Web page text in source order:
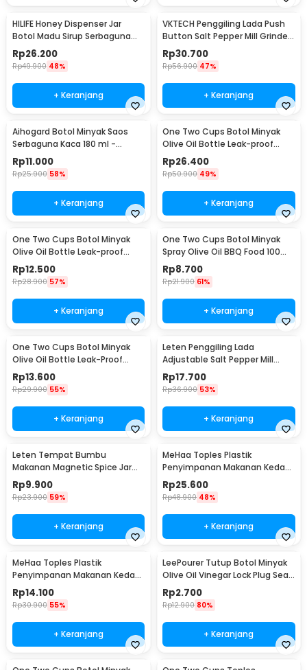
HILIFE Honey Dispenser Jar
Botol Madu Sirup Serbaguna
200ml - H1742
Rp26.200
Rp49.900 48%
+ Keranjang
VKTECH Penggiling Lada Push
Button Salt Pepper Mill Grinder
135ml - MG600A
Rp30.700
Rp56.900 47%
+ Keranjang
Aihogard Botol Minyak Saos
Serbaguna Kaca 180 ml -
CW192
Rp11.000
Rp25.900 58%
+ Keranjang
One Two Cups Botol Minyak
Olive Oil Bottle Leak-proof
500ml - CW199
Rp26.400
Rp50.900 49%
+ Keranjang
One Two Cups Botol Minyak
Olive Oil Bottle Leak-proof
300ml - CW199
Rp12.500
Rp28.900 57%
+ Keranjang
One Two Cups Botol Minyak
Spray Olive Oil BBQ Food 100ml
- HEA-1075
Rp8.700
Rp21.900 61%
+ Keranjang
One Two Cups Botol Minyak
Olive Oil Bottle Leak-Proof
300ml - KG57H
Rp13.600
Rp29.900 55%
+ Keranjang
Leten Penggiling Lada
Adjustable Salt Pepper Mill
Grinder - 9179
Rp17.700
Rp36.900 53%
+ Keranjang
Leten Tempat Bumbu
Makanan Magnetic Spice Jar
Container 1 PCS - C121
Rp9.900
Rp23.900 59%
+ Keranjang
MeHaa Toples Plastik
Penyimpanan Makanan Kedap
Udara Storage Jar 1.8L - YF0086
Rp25.600
Rp48.900 48%
+ Keranjang
MeHaa Toples Plastik
Penyimpanan Makanan Kedap
Udara Storage Jar 700ml -
YF0086
Rp14.100
Rp30.900 55%
+ Keranjang
LeePourer Tutup Botol Minyak
Olive Oil Vinegar Lock Plug Seal
- HE131
Rp2.700
Rp12.900 80%
+ Keranjang